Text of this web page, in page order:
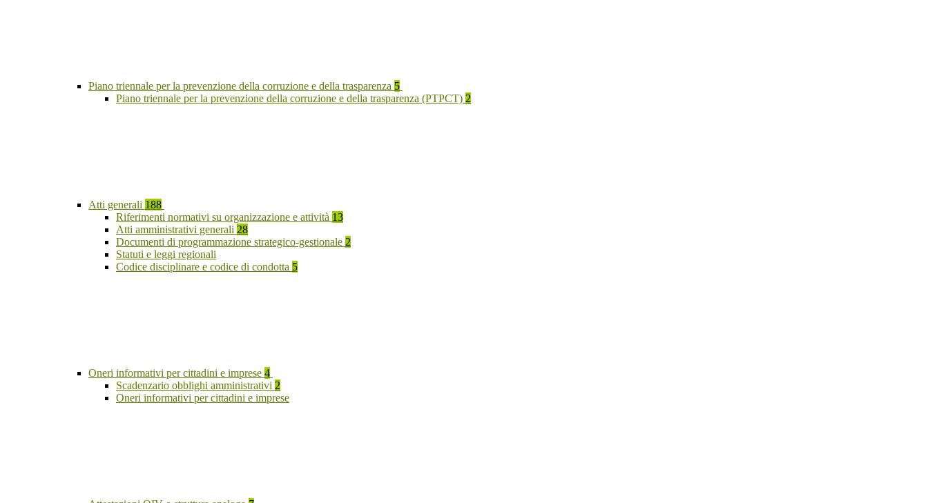
Piano triennale per la prevenzione della corruzione e della trasparenza 5
Piano triennale per la prevenzione della corruzione e della trasparenza (PTPCT) 2
Atti generali 188
Riferimenti normativi su organizzazione e attività 13
Atti amministrativi generali 28
Documenti di programmazione strategico-gestionale 2
Statuti e leggi regionali
Codice disciplinare e codice di condotta 5
Oneri informativi per cittadini e imprese 4
Scadenzario obblighi amministrativi 2
Oneri informativi per cittadini e imprese